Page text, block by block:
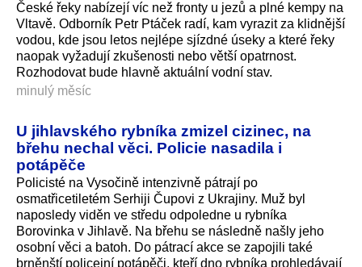
České řeky nabízejí víc než fronty u jezů a plné kempy na
Vltavě. Odborník Petr Ptáček radí, kam vyrazit za klidnější
vodou, kde jsou letos nejlépe sjízdné úseky a které řeky
naopak vyžadují zkušenosti nebo větší opatrnost.
Rozhodovat bude hlavně aktuální vodní stav.
minulý měsíc
U jihlavského rybníka zmizel cizinec, na
břehu nechal věci. Policie nasadila i
potápěče
Policisté na Vysočině intenzivně pátrají po
osmatřicetiletém Serhiji Čupovi z Ukrajiny. Muž byl
naposledy viděn ve středu odpoledne u rybníka
Borovinka v Jihlavě. Na břehu se následně našly jeho
osobní věci a batoh. Do pátrací akce se zapojili také
brněnští policejní potápěči, kteří dno rybníka prohledávají